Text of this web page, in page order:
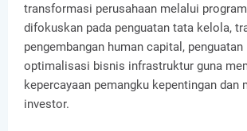
transformasi perusahaan melalui
difokuskan pada penguatan tata kelola,
pengembangan human capital,
optimalisasi bisnis infrastruktur guna
kepercayaan pemangku kepentingan dan
investor.